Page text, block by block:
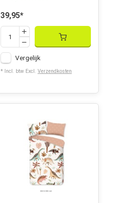
39,95*
Vergelijk
* Incl. btw Excl. Verzendkosten